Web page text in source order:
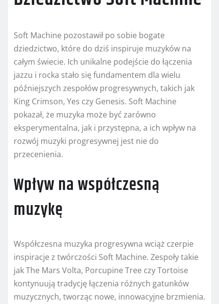
Soft Machine pozostawił po sobie bogate
dziedzictwo, które do dziś inspiruje muzyków na
całym świecie. Ich unikalne podejście do łączenia
jazzu i rocka stało się fundamentem dla wielu
późniejszych zespołów progresywnych, takich jak
King Crimson, Yes czy Genesis. Soft Machine
pokazał, że muzyka może być zarówno
eksperymentalna, jak i przystępna, a ich wpływ na
rozwój muzyki progresywnej jest nie do
przecenienia.
Wpływ na współczesną
muzykę
Współczesna muzyka progresywna wciąż czerpie
inspiracje z twórczości Soft Machine. Zespoły takie
jak The Mars Volta, Porcupine Tree czy Tortoise
kontynuują tradycję łączenia różnych gatunków
muzycznych, tworząc nowe, innowacyjne brzmienia.